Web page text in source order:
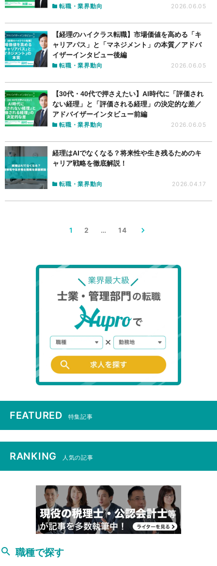
転職・業界動向 2026.06.05
【経理のハイクラス転職】市場価値を高める「キ
ャリアパス」と「マネジメント」の本質／アドバ
イザーインタビュー後編
転職・業界動向 2026.06.05
【30代・40代で押さえたい】AI時代に「評価され
ない経理」と「評価される経理」の決定的な差／
アドバイザーインタビュー前編
転職・業界動向 2026.06.05
経理はAIでなくなる？将来性や生き残るためのキ
ャリア戦略を徹底解説！
転職・業界動向 2026.04.17
1 2 … 14
FEATURED 特集記事
RANKING 人気の記事
職種で探す